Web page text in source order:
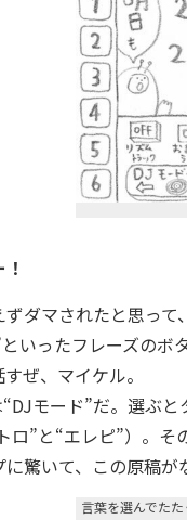
ダマされたと思っ
といったフレーズの
ぜ、マイケル。
モード”だ。選ぶ
”と“エレピ”）。
驚いて、この原稿が
言葉を選んでた